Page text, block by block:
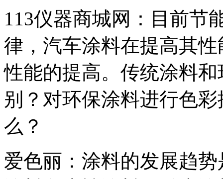
113仪器商城网：目前节
律，汽车涂料在提高其
性能的提高。传统涂料
别？对环保涂料进行色
么？
爱色丽：涂料的发展趋